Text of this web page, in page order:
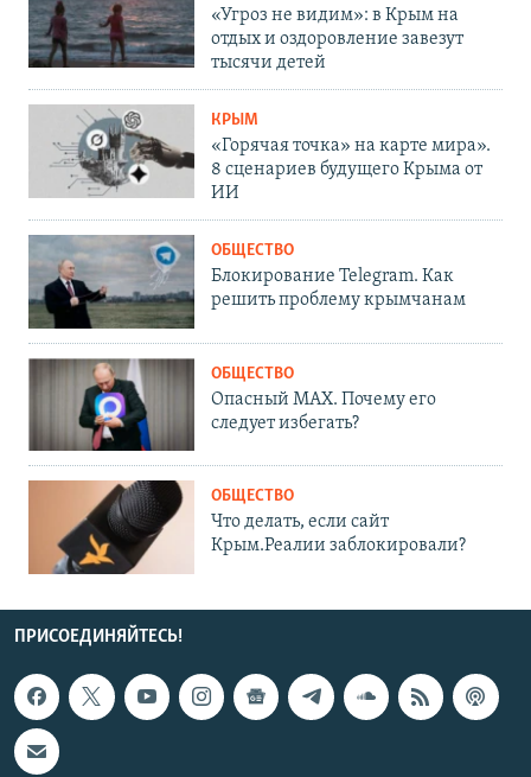
«Угроз не видим»: в Крым на
отдых и оздоровление завезут
тысячи детей
КРЫМ
«Горячая точка» на карте мира».
8 сценариев будущего Крыма от
ИИ
ОБЩЕСТВО
Блокирование Telegram. Как
решить проблему крымчанам
ОБЩЕСТВО
Опасный MAX. Почему его
следует избегать?
ОБЩЕСТВО
Что делать, если сайт
Крым.Реалии заблокировали?
ПРИСОЕДИНЯЙТЕСЬ!